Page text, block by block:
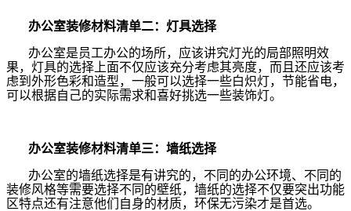
办公室装修材料清单二：灯具选择
办公室是员工办公的场所，应该讲究灯光的局部照明效
果，灯具的选择上面不仅应该充分考虑其亮度，而且还应该考
虑到外形色彩和造型，一般可以选择一些白炽灯，节能省电，
可以根据自己的实际需求和喜好挑选一些装饰灯。
办公室装修材料清单三：墙纸选择
办公室的墙纸选择是有讲究的，不同的办公环境、不同的
装修风格等需要选择不同的壁纸，墙纸的选择不仅要突出功能
区特点还有注意他们自身的材质，环保无污染才是首选。